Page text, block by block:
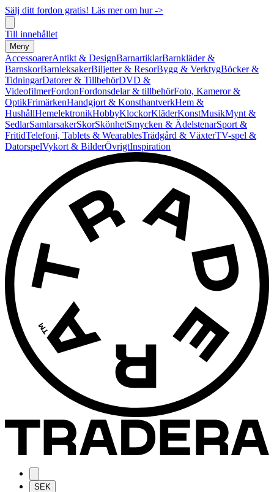
Sälj ditt fordon gratis! Läs mer om hur ->
Till innehållet
Meny
AccessoarerAntikt & DesignBarnartiklarBarnkläder &
BarnskorBarnleksakerBiljetter & ResorBygg & VerktygBöcker &
TidningarDatorer & TillbehörDVD &
VideofilmerFordonFordonsdelar & tillbehörFoto, Kameror &
OptikFrimärkenHandgjort & KonsthantverkHem &
HushållHemelektronikHobbyKlockorKläderKonstMusikMynt &
SedlarSamlarsakerSkorSkönhetSmycken & ÄdelstenarSport &
FritidTelefoni, Tablets & WearablesTrädgård & VäxterTV-spel &
DatorspelVykort & BilderÖvrigtInspiration
SEK